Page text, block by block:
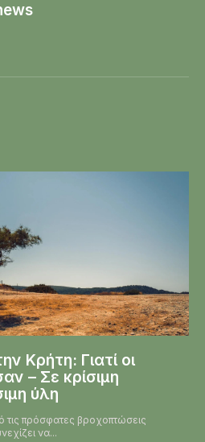
Κρήτη: Γιατί οι
– Σε κρίσιμη
ύλη
τις πρόσφατες βροχοπτώσεις
να...